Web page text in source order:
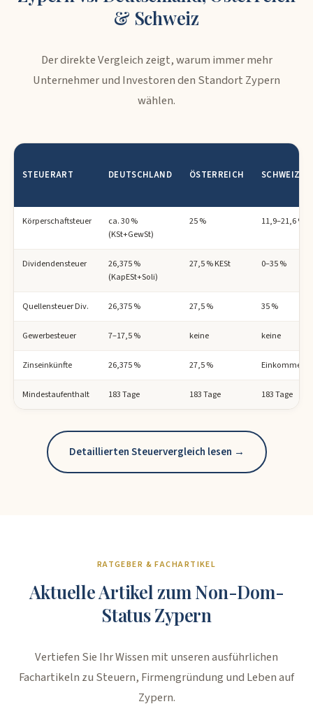
& Schweiz
Der direkte Vergleich zeigt, warum immer mehr
Unternehmer und Investoren den Standort Zypern
wählen.
STEUERART DEUTSCHLAND ÖSTERREICH SCHWEIZ
Körperschaftsteuer
ca. 30 %
(KSt+GewSt)
25 % 11,9–21,6 %
Dividendensteuer
26,375 %
(KapESt+Soli)
27,5 % KESt 0–35 %
Quellensteuer Div. 26,375 % 27,5 % 35 %
Gewerbesteuer 7–17,5 % keine keine
Zinseinkünfte 26,375 % 27,5 %
Mindestaufenthalt 183 Tage 183 Tage 183 Tage
Detaillierten Steuervergleich lesen →
RATGEBER & FACHARTIKEL
Aktuelle Artikel zum Non-Dom-
Status Zypern
Vertiefen Sie Ihr Wissen mit unseren ausführlichen
Fachartikeln zu Steuern, Firmengründung und Leben auf
Zypern.